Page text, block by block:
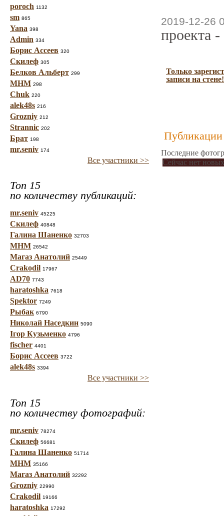
poroch 1132
sm 865
Yana 398
Admin 334
Борис Ассеев 320
Скилеф 305
Белков Альберт 299
МНМ 298
Chuk 220
alek48s 216
Grozniy 212
Strannic 202
Брат 198
mr.seniv 174
Все участники >>
Топ 15
по количеству публикаций:
mr.seniv 45225
Скилеф 40848
Галина Шаненко 32703
МНМ 26542
Магаз Анатолий 25449
Crakodil 17967
AD70 7743
haratoshka 7618
Spektor 7249
Рыбак 6790
Николай Наседкин 5090
Ігор Кузьменко 4796
fischer 4401
Борис Ассеев 3722
alek48s 3394
Все участники >>
Топ 15
по количеству фотографий:
mr.seniv 78274
Скилеф 56681
Галина Шаненко 51714
МНМ 35166
Магаз Анатолий 32292
Grozniy 22990
Crakodil 19166
haratoshka 17292
2019-12-26
проекта
Только
записи на стене!
Публикации
Последние
Сейчас нет